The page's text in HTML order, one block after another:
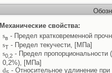
Механические свойства:
sв - Предел кратковременной
sТ- Предел текучести, [МПа]
s0,2- Предел пропорциональности
0,2%), [МПа]
d - Относительное удлинение